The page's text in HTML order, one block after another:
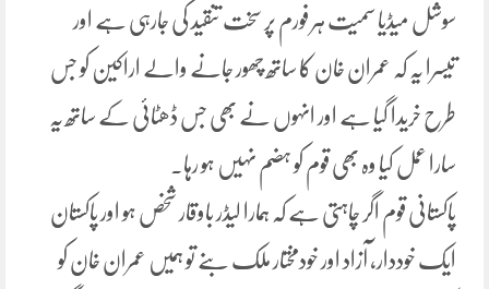
سوشل میڈیا سمیت ہر فورم پر سخت تنقید کی جارہی ہے اور
تیسرا یہ کہ عمران خان کا ساتھ چھور جانے والے اراکین کو جس
طرح خریدا گیا ہے اور انہوں نے بھی جس ڈھٹائی کے ساتھ یہ
سارا عمل کیا وہ بھی قوم کو ہضم نہیں ہو رہا۔
پاکستانی قوم اگر چاہتی ہے کہ ہمارا لیڈر باوقار شخص ہو اور پاکستان
ایک خوددار، آزاد اور خودمختار ملک بنے تو ہمیں عمران خان کو